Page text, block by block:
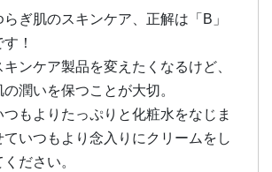
らぎ肌のスキンケア、正解は「B」
す！
キンケア製品を変えたくなるけど、
の潤いを保つことが大切。
つもよりたっぷりと化粧水をなじま
ていつもより念入りにクリームをし
ください。